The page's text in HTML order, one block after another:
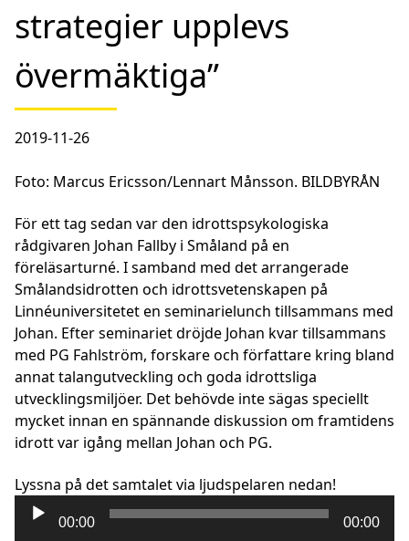
strategier upplevs
övermäktiga”
2019-11-26
Foto: Marcus Ericsson/Lennart Månsson. BILDBYRÅN
För ett tag sedan var den idrottspsykologiska
rådgivaren Johan Fallby i Småland på en
föreläsarturné. I samband med det arrangerade
Smålandsidrotten och idrottsvetenskapen på
Linnéuniversitetet en seminarielunch tillsammans med
Johan. Efter seminariet dröjde Johan kvar tillsammans
med PG Fahlström, forskare och författare kring bland
annat talangutveckling och goda idrottsliga
utvecklingsmiljöer. Det behövde inte sägas speciellt
mycket innan en spännande diskussion om framtidens
idrott var igång mellan Johan och PG.
Lyssna på det samtalet via ljudspelaren nedan!
Ljudspelare
00:00 00:00